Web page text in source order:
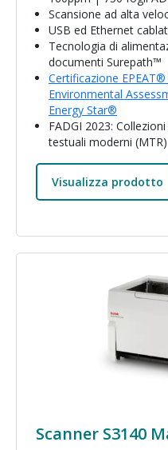
Scansione ad alta
USB ed Ethernet
Tecnologia di
documenti Surepath™
Certificazione
Environmental
Energy Star®
FADGI 2023:
testuali moderni
Visualizza prodotto
Immagine
Scanner S3140